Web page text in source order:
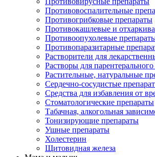
Противовоспалительные
Противогрибковые препараты
Противокашлевые и
Противоопухолевые
Противопаразитарные
Растворители для
Растворы для
Растительные, натуральные
Сердечно-сосудистые
Средства для избавления от
Стоматологические препараты
Табачная, алкогольная
Тонизирующие препараты
Ушные препараты
Холестерин
Щитовидная железа